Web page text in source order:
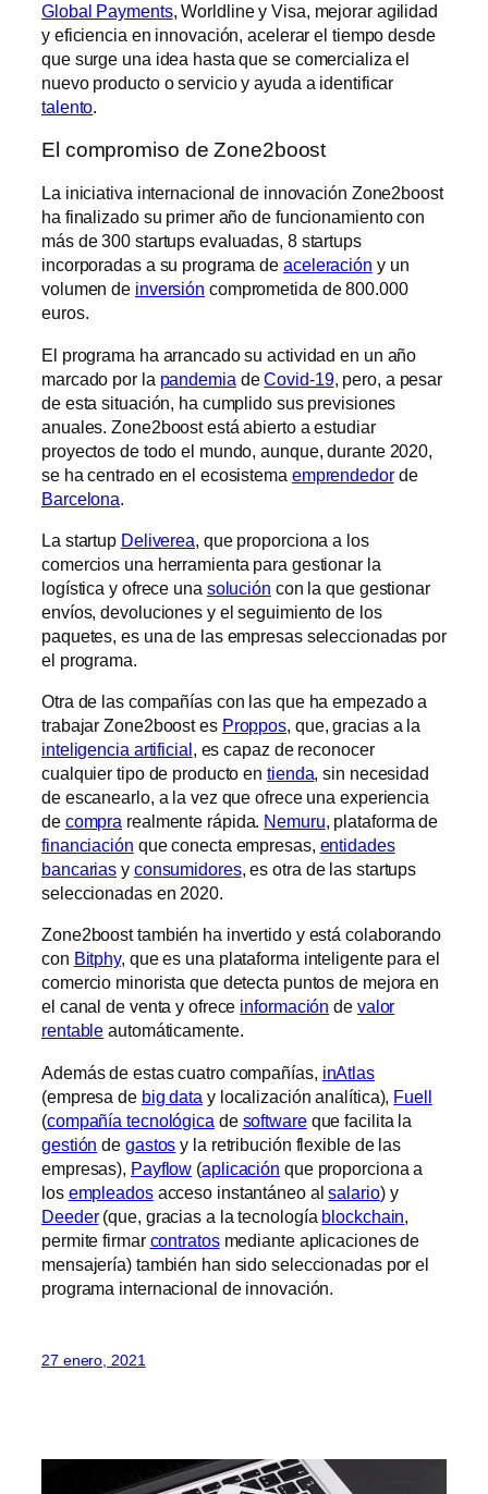
Global Payments, Worldline y Visa, mejorar agilidad
y eficiencia en innovación, acelerar el tiempo desde
que surge una idea hasta que se comercializa el
nuevo producto o servicio y ayuda a identificar
talento.
El compromiso de Zone2boost
La iniciativa internacional de innovación Zone2boost
ha finalizado su primer año de funcionamiento con
más de 300 startups evaluadas, 8 startups
incorporadas a su programa de aceleración y un
volumen de inversión comprometida de 800.000
euros.
El programa ha arrancado su actividad en un año
marcado por la pandemia deCovid-19, pero, a pesar
de esta situación, ha cumplido sus previsiones
anuales. Zone2boost está abierto a estudiar
proyectos de todo el mundo, aunque, durante 2020,
se ha centrado en el ecosistema emprendedorde
Barcelona
La startup Deliverea, que proporciona a los
comercios una herramienta para gestionar la
logística y ofrece una solución con la que gestionar
envíos, devoluciones y el seguimiento de los
paquetes, es una de las empresas seleccionadas por
el programa.
Otra de las compañías con las que ha empezado a
trabajar Zone2boost es Proppos, que, gracias a la
inteligencia artificial, es capaz de reconocer
cualquier tipo de producto en tienda, sin necesidad
de escanearlo, a la vez que ofrece una experiencia
de compra realmente rápida. Nemuru, plataforma de
financiación que conecta empresas, entidades
bancarias y consumidores, es otra de las startups
seleccionadas en 2020.
Zone2boost también ha invertido y está colaborando
con Bitphy, que es una plataforma inteligente para el
comercio minorista que detecta puntos de mejora en
el canal de venta y ofrece información de valor
rentable automáticamente.
Además de estas cuatro compañías, inAtlas
(empresa de big data y localización analítica), Fuell
(compañía tecnológica de softwareque facilita la
gestión de gastos y la retribución flexible de las
empresas), Payflow (aplicación que proporciona a
los empleadosacceso instantáneo alsalario) y
Deeder(que, gracias a la tecnología blockchain
permite firmar contratosmediante aplicaciones de
mensajería) también han sido seleccionadas por el
programa internacional de innovación.
27 enero, 2021